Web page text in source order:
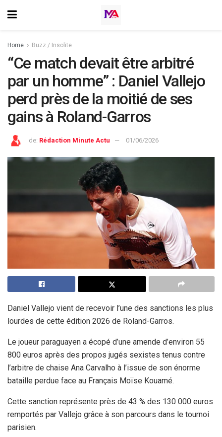
Home Buzz / Insolite
“Ce match devait être arbitré
par un homme” : Daniel Vallejo
perd près de la moitié de ses
gains à Roland-Garros
de: Rédaction Minute Actu 01/06/2026
Daniel Vallejo vient de recevoir l’une des sanctions les plus
lourdes de cette édition 2026 de Roland-Garros.
Le joueur paraguayen a écopé d’une amende d’environ 55
800 euros après des propos jugés sexistes tenus contre
l’arbitre de chaise Ana Carvalho à l’issue de son énorme
bataille perdue face au Français Moïse Kouamé.
Cette sanction représente près de 43 % des 130 000 euros
remportés par Vallejo grâce à son parcours dans le tournoi
parisien.